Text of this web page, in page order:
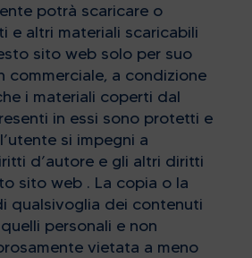
potrà scaricare o
e altri materiali scaricabili
sito web solo per suo
commerciale, a condizione
i materiali coperti dal
in essi sono protetti e
si impegni a
d’autore e gli altri diritti
sito web . La copia o la
qualsivoglia dei contenuti
personali e non
vietata a meno